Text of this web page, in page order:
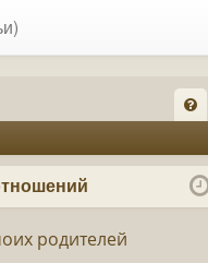
Q
родителей